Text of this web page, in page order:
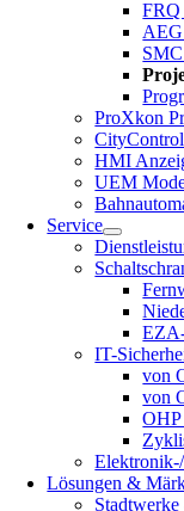
FRQ
AEG
ProXkon
HMI
UEM
Service
IT-
von
von
OHP
Lösungen &